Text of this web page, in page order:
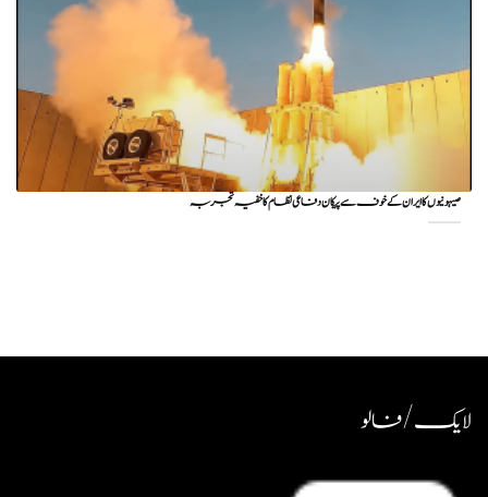
صیہونیوں کا ایران کے خوف سے پیکان دفاعی نظام کا خفیہ تجربہ
لایک / فالو